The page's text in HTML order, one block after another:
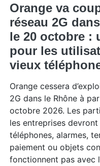
Orange va
réseau 2G
le 20 octobre :
pour les
vieux
Orange cessera
2G dans le Rhône à
octobre 2026. Les
les entreprises
téléphones, alarmes,
paiement ou objets
fonctionnent pas avec